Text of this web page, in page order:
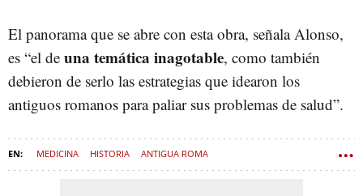
El panorama que se abre con esta obra, señala Alonso,
es “el de una temática inagotable, como también
debieron de serlo las estrategias que idearon los
antiguos romanos para paliar sus problemas de salud”.
MEDICINA HISTORIA ANTIGUA ROMA